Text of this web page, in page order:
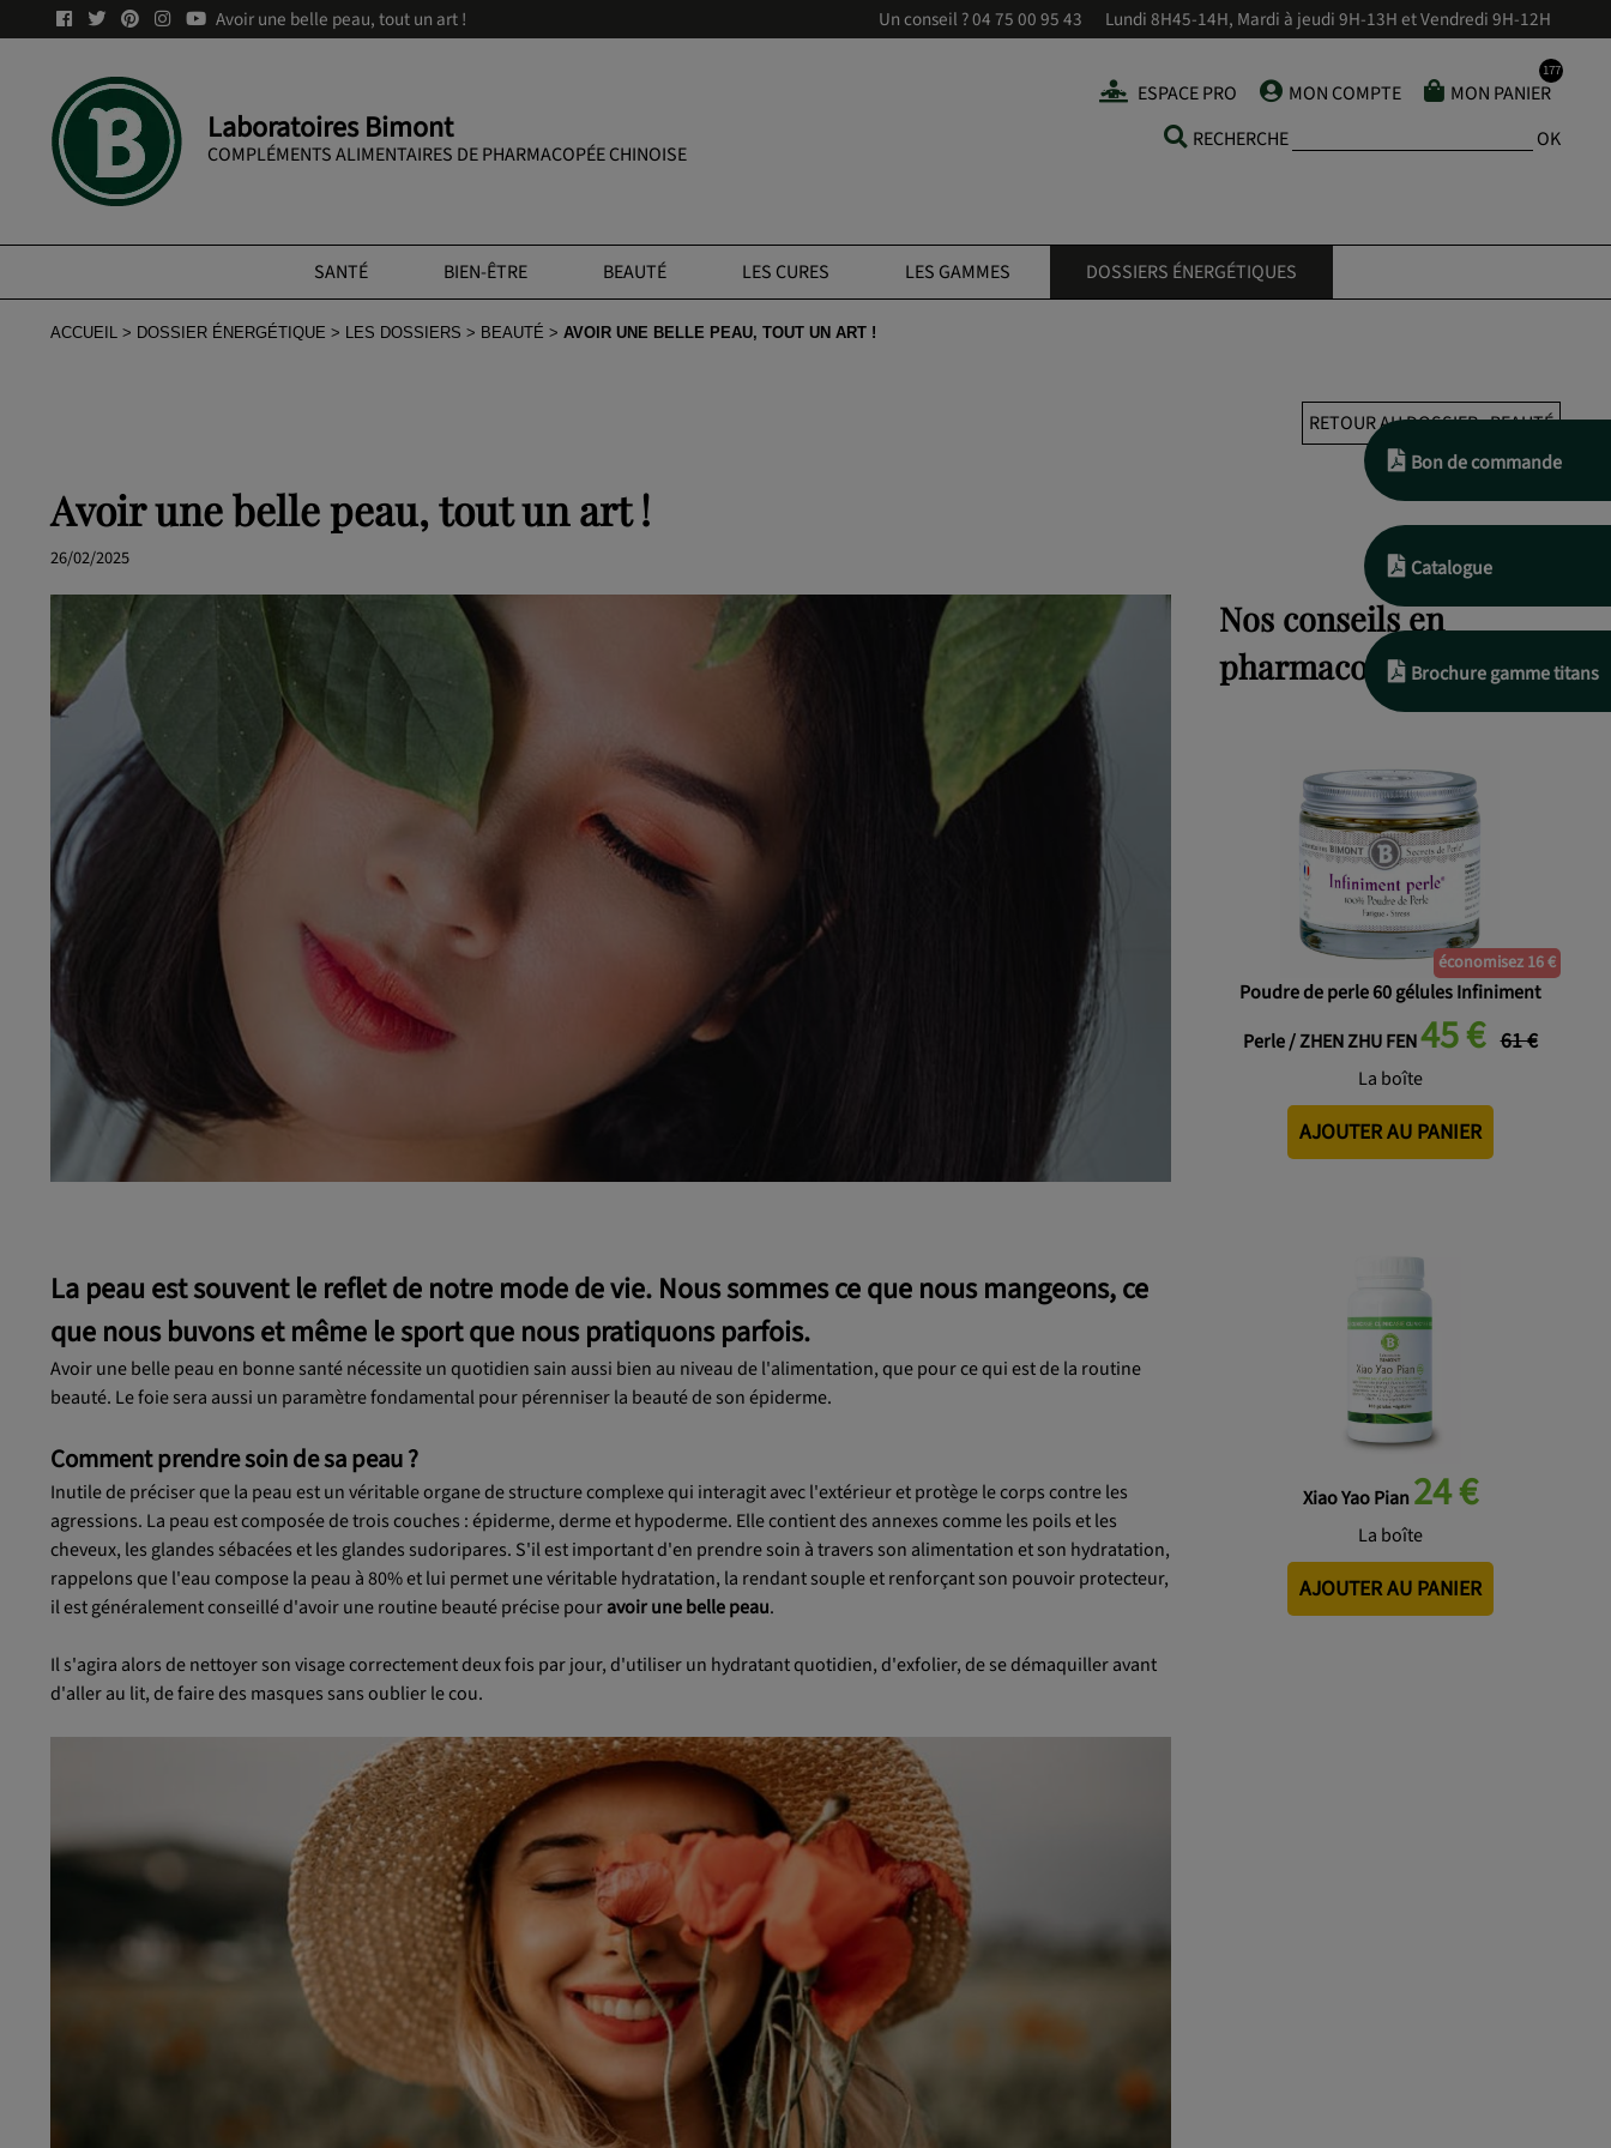
Avoir une belle peau, tout un art ! Un conseil ?04 75 00 95 43 Lundi 8H45-14H, Mardi à jeudi 9H-13H et Vendredi 9H-12H
Laboratoires Bimont
COMPLÉMENTS ALIMENTAIRES DE PHARMACOPÉE CHINOISE
ESPACE PRO MON COMPTE
MON PANIER
RECHERCHE
OK
SANTÉ BIEN-ÊTRE BEAUTÉ LES CURES LES GAMMES DOSSIERS ÉNERGÉTIQUES
ACCUEIL DOSSIER ÉNERGÉTIQUE LES DOSSIERS BEAUTÉ AVOIR UNE BELLE PEAU, TOUT UN ART !
RETOUR AU DOSSIER : BEAUTÉ
Avoir une belle peau, tout un art !
26/02/2025
La peau est souvent le reflet de notre mode de vie. Nous sommes ce que nous mangeons, ce
que nous buvons et même le sport que nous pratiquons parfois.
Avoir une belle peau en bonne santé nécessite un quotidien sain aussi bien au niveau de l'alimentation, que pour ce qui est de la routine
beauté. Le foie sera aussi un paramètre fondamental pour pérenniser la beauté de son épiderme.
Comment prendre soin de sa peau ?
Inutile de préciser que la peau est un véritable organe de structure complexe qui interagit avec l'extérieur et protège le corps contre les
agressions. La peau est composée de trois couches : épiderme, derme et hypoderme. Elle contient des annexes comme les poils et les
cheveux, les glandes sébacées et les glandes sudoripares. S'il est important d'en prendre soin à travers son alimentation et son hydratation,
rappelons que l'eau compose la peau à 80% et lui permet une véritable hydratation, la rendant souple et renforçant son pouvoir protecteur,
il est généralement conseillé d'avoir une routine beauté précise pouravoir une belle peau.
Il s'agira alors de nettoyer son visage correctement deux fois par jour, d'utiliser un hydratant quotidien, d'exfolier, de se démaquiller avant
d'aller au lit, de faire des masques sans oublier le cou.
Nos conseils en
pharmacopée chinoise
économisez 16 €
Poudre de perle 60 gélules Infiniment
Perle / ZHEN ZHU FEN45 € 61 €
La boîte
AJOUTER AU PANIER
Xiao Yao Pian24 €
La boîte
AJOUTER AU PANIER
Bon de commande
Catalogue
Brochure gamme titans